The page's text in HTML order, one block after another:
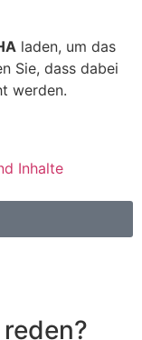
laden, um das
Sie, dass dabei
werden.
Inhalte